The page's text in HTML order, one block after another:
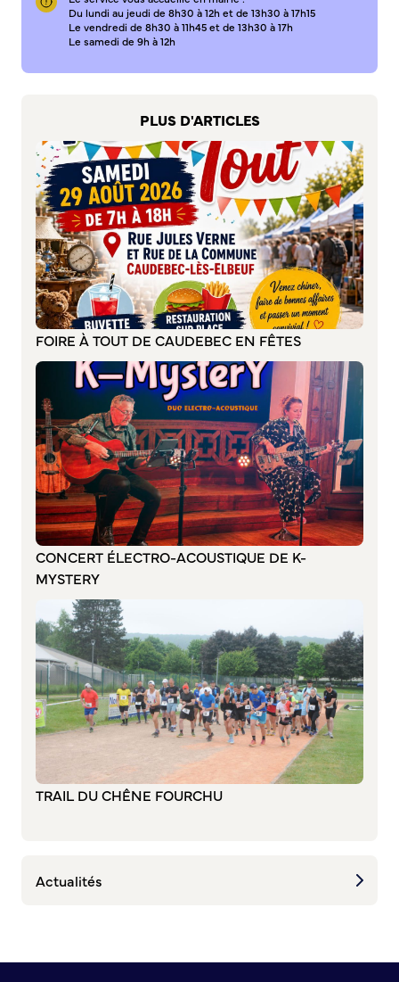
Du lundi au jeudi de 8h30 à 12h et de 13h30 à 17h15
Le vendredi de 8h30 à 11h45 et de 13h30 à 17h
Le samedi de 9h à 12h
PLUS D'ARTICLES
FOIRE À TOUT DE CAUDEBEC EN FÊTES
CONCERT ÉLECTRO-ACOUSTIQUE DE K-
MYSTERY
TRAIL DU CHÊNE FOURCHU
Actualités
S’abonner au mail d’information
Réseaux sociaux
La Métropole de Rouen Normandie
Le Département de la Seine-Maritime
La Région Normandie
Culture
Espace Bourvil
Médiathèque Boris Vian
Studio Gainsbourg
Boîtes à lire
Vie associative
Attribution de subventions
Annuaire des associations
Mise à jour de l’annuaire des associations
S’engager auprès d’une association
Sport Loisirs
Annuaire des équipements de sport et de loisirs
Annuaire des clubs sportifs
Mise à jour de l’annuaire des clubs sportifs
Caudebec Rando
Champions de demain
International
Les jumelages
PARTICIPER – IMAGINER DEMAIN
Démocratie locale et concertation
Conseil Municipal des Ados (CMA)
Conseil municipal des Sages